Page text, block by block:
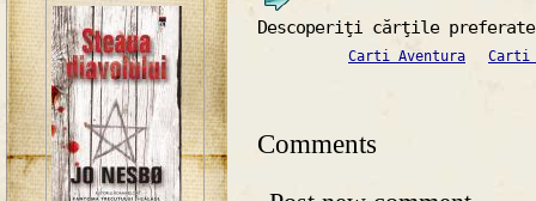
Descoperiţi cărţile
Carti Aventura Carti
Comments